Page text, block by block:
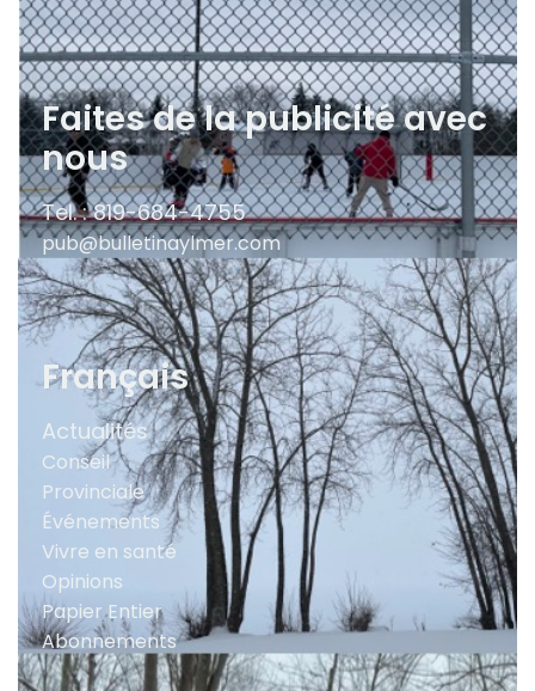
Faites de la publicité avec
nous
Tel. : 819-684-4755
pub@bulletinaylmer.com
Français
Actualités
Conseil
Provinciale
Événements
Vivre en santé
Opinions
Papier Entier
Abonnements